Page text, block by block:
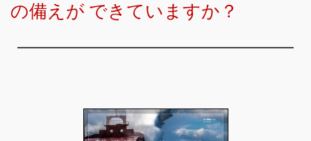
の備えが できていますか？